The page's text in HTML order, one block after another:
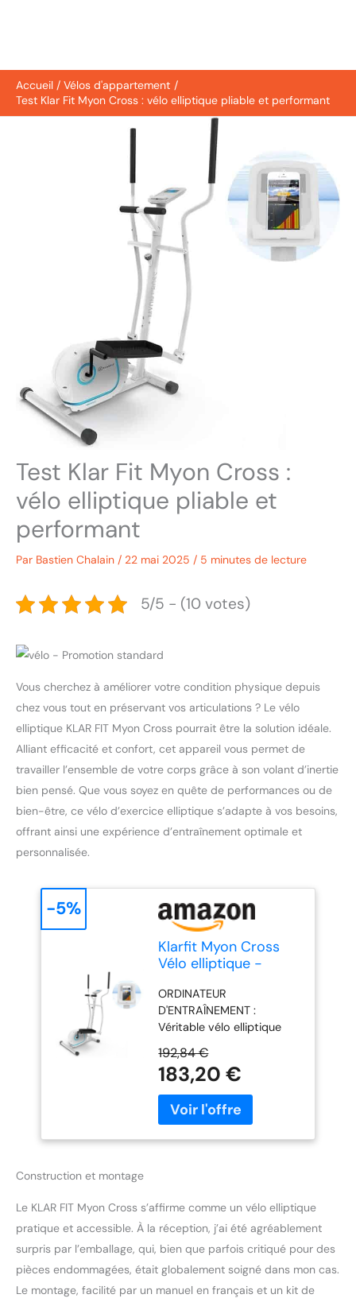
Accueil
Vélos d'appartement
Test Klar Fit Myon Cross : vélo elliptique pliable et performant
Test Klar Fit Myon Cross :
vélo elliptique pliable et
performant
Par Bastien Chalain / 22 mai 2025 / 5 minutes de lecture
5/5 - (10 votes)
Vous cherchez à améliorer votre condition physique depuis
chez vous tout en préservant vos articulations ? Le vélo
elliptique KLAR FIT Myon Cross pourrait être la solution idéale.
Alliant efficacité et confort, cet appareil vous permet de
travailler l’ensemble de votre corps grâce à son volant d’inertie
bien pensé. Que vous soyez en quête de performances ou de
bien-être, ce vélo d’exercice elliptique s’adapte à vos besoins,
offrant ainsi une expérience d’entraînement optimale et
personnalisée.
Klarfit Myon Cross
Vélo elliptique -
Masse d'inertie de 12
kg, Appareil elliptique
avec système
SilentBelt, résistance
sur 8 Niveaux,
Support Tablette,
PulseControl, Blanc
Antique
ORDINATEUR
D'ENTRAÎNEMENT :
Véritable vélo elliptique
offre un entraînement
complet du corps
ménageant les
articulations pour les bras,
les jambes, les fessiers et
les épaules. Un ordinateur
performance. STABILITÉ :
L'accès bas offre un grand
confort, tandis que les
marche antidérapantes
assurent une bonne
192,84 €
183,20 €
-5%
Construction et montage
Le KLAR FIT Myon Cross s’affirme comme un vélo elliptique
pratique et accessible. À la réception, j’ai été agréablement
surpris par l’emballage, qui, bien que parfois critiqué pour des
pièces endommagées, était globalement soigné dans mon cas.
Le montage, facilité par un manuel en français et un kit de